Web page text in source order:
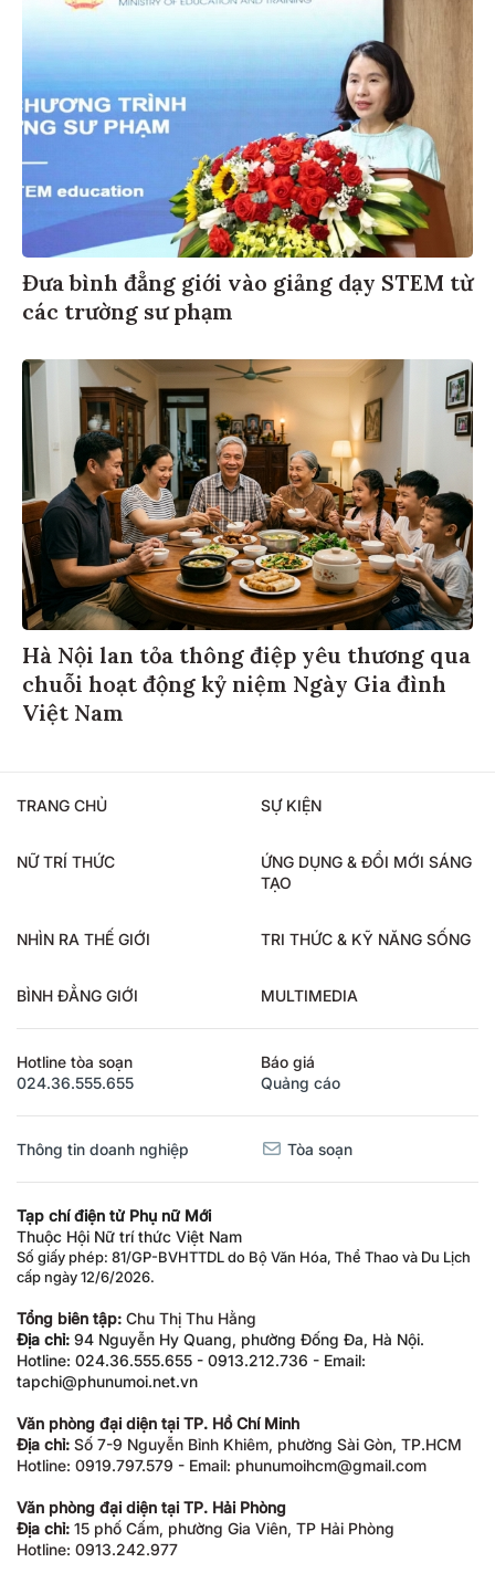
Đưa bình đẳng giới vào giảng dạy STEM từ
các trường sư phạm
Hà Nội lan tỏa thông điệp yêu thương qua
chuỗi hoạt động kỷ niệm Ngày Gia đình
Việt Nam
TRANG CHỦ SỰ KIỆN
NỮ TRÍ THỨC
ỨNG DỤNG & ĐỔI MỚI SÁNG
TẠO
NHÌN RA THẾ GIỚI TRI THỨC & KỸ NĂNG SỐNG
BÌNH ĐẲNG GIỚI MULTIMEDIA
Hotline tòa soạn
024.36.555.655
Báo giá
Quảng cáo
Thông tin doanh nghiệp Tòa soạn
Tạp chí điện tử Phụ nữ Mới
Thuộc Hội Nữ trí thức Việt Nam
Số giấy phép: 81/GP-BVHTTDL do Bộ Văn Hóa, Thể Thao và Du Lịch
cấp ngày 12/6/2026.
Tổng biên tập: Chu Thị Thu Hằng
Địa chỉ: 94 Nguyễn Hy Quang, phường Đống Đa, Hà Nội.
Hotline: 024.36.555.655 - 0913.212.736 - Email:
tapchi@phunumoi.net.vn
Văn phòng đại diện tại TP. Hồ Chí Minh
Địa chỉ: Số 7-9 Nguyễn Bỉnh Khiêm, phường Sài Gòn, TP.HCM
Hotline: 0919.797.579 - Email: phunumoihcm@gmail.com
Văn phòng đại diện tại TP. Hải Phòng
Địa chỉ: 15 phố Cấm, phường Gia Viên, TP Hải Phòng
Hotline: 0913.242.977